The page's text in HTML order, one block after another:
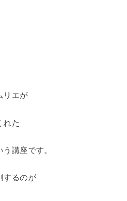
リエが
れた
講座です。
するのが